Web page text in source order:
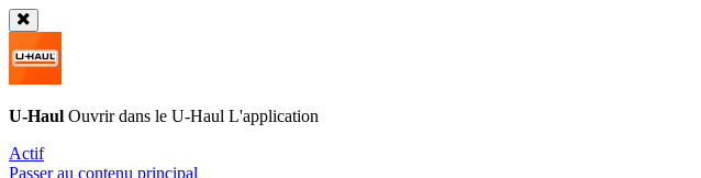
U-Haul Ouvrir dans le U-Haul L'application
Actif
Passer au contenu principal